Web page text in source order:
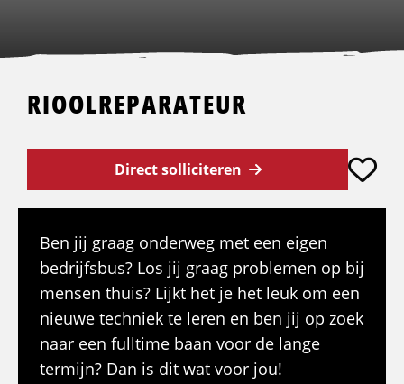
RIOOLREPARATEUR
Direct solliciteren
Ben jij graag onderweg met een eigen
bedrijfsbus? Los jij graag problemen op bij
mensen thuis? Lijkt het je het leuk om een
nieuwe techniek te leren en ben jij op zoek
naar een fulltime baan voor de lange
termijn? Dan is dit wat voor jou!